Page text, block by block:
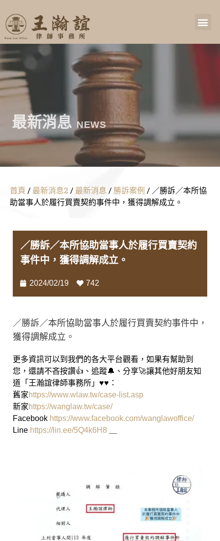
最新消息 NEWS
首頁 / 最新消息2 / 最新消息 / 勝訴案例 / ／勝訴／本所協
助當事人於履行買賣契約事件中，獲得調解成立。
／勝訴／本所協助當事人於履行買賣契約
事件中，獲得調解成立。
2024/02/19 742
／勝訴／本所協助當事人於履行買賣契約事件中，
獲得調解成立。
更多資訊可以到我們的各大平台觀看，如果有幫助到
您，還請不吝按讚👍、追蹤🔔、分享🚀讓其他好朋友知
道「王瀚誼律師事務所」♥♥：
舊家https://www.wlaw.tw/case-list.asp
新家https://wanglaw.tw/case/
Facebook https://www.facebook.com/wanglawoffice/
Line https://lin.ee/5Q4k6H8